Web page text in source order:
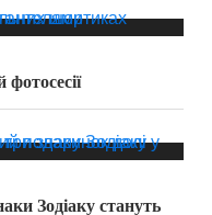
Зодіаку стануть